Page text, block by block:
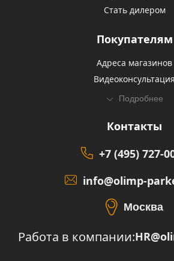
Стать дилером
Покупателям
Адреса магазинов
Видеоконсультация
Подробнее
Контакты
+7 (495) 727-
info@olimp-
Москва
Работа в компании: